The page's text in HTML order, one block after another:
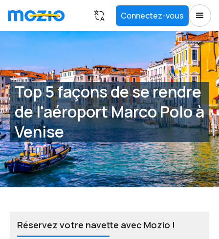
Connectez-vous
Top 5 façons de se rendre
de l'aéroport Marco Polo à
Venise
Réservez votre navette avec Mozio !